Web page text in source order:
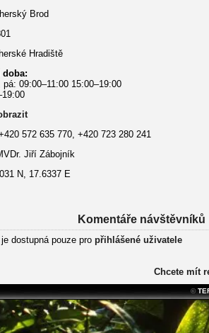
Brod
Hradiště
doba:
09:00–11:00 15:00–19:00
572 635 770, +420 723 280 241
Jiří Zábojník
N, 17.6337 E
Komentáře návštěvníků
dostupná pouze pro přihlášené uživatele
Chcete mít
©